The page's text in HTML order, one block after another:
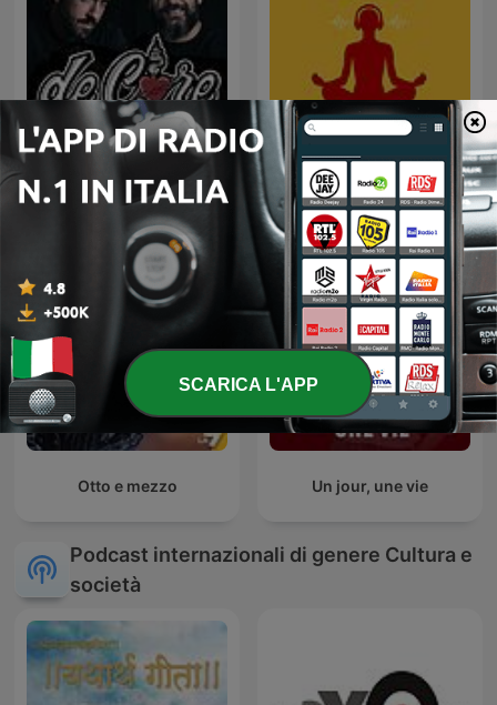
De Core - Podcast Mindfulness in Voce
Otto e mezzo Un jour, une vie
Podcast internazionali di genere Cultura e
società
SCARICA L'APP